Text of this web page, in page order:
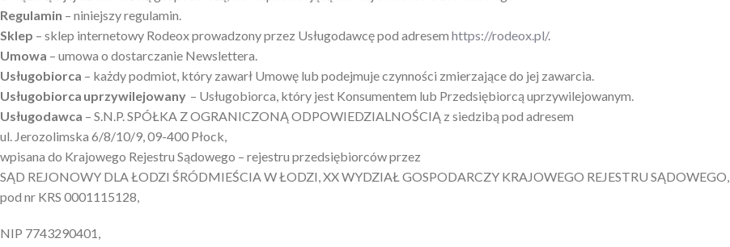
Regulamin – niniejszy regulamin.
Sklep – sklep internetowy Rodeox prowadzony przez Usługodawcę pod adresem https://rodeox.pl/.
Umowa – umowa o dostarczanie Newslettera.
Usługobiorca – każdy podmiot, który zawarł Umowę lub podejmuje czynności zmierzające do jej zawarcia.
Usługobiorca uprzywilejowany – Usługobiorca, który jest Konsumentem lub Przedsiębiorcą uprzywilejowanym.
Usługodawca – S.N.P. SPÓŁKA Z OGRANICZONĄ ODPOWIEDZIALNOŚCIĄ z siedzibą pod adresem
ul. Jerozolimska 6/8/10/9, 09-400 Płock,
wpisana do Krajowego Rejestru Sądowego – rejestru przedsiębiorców przez
SĄD REJONOWY DLA ŁODZI ŚRÓDMIEŚCIA W ŁODZI, XX WYDZIAŁ GOSPODARCZY KRAJOWEGO REJESTRU SĄDOWEGO,
pod nr KRS 0001115128,
NIP 7743290401,